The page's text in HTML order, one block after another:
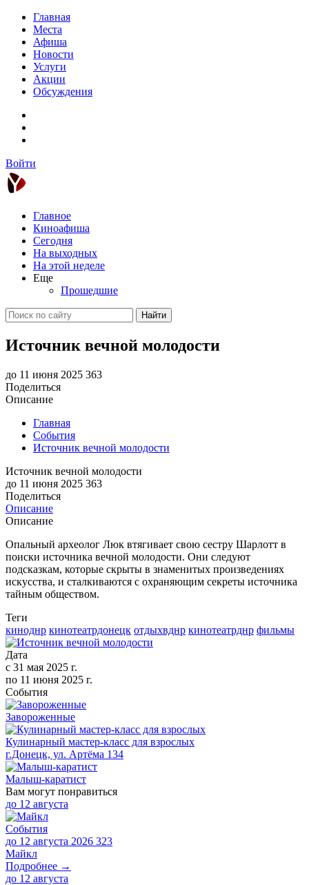
Главная
Места
Афиша
Новости
Услуги
Акции
Обсуждения
Войти
Главное
Киноафиша
Сегодня
На выходных
На этой неделе
Еще
Прошедшие
Найти
Источник вечной молодости
до 11 июня 2025 363
Поделиться
Описание
Главная
События
Источник вечной молодости
Источник вечной молодости
до 11 июня 2025 363
Поделиться
Описание
Описание
Опальный археолог Люк втягивает свою сестру Шарлотт в
поиски источника вечной молодости. Они следуют
подсказкам, которые скрыты в знаменитых произведениях
искусства, и сталкиваются с охраняющим секреты источника
тайным обществом.
Теги
киноднр кинотеатрдонецк отдыхвднр кинотеатрднр фильмы
Дата
с 31 мая 2025 г.
по 11 июня 2025 г.
События
Завороженные
Кулинарный мастер-класс для взрослых
г.Донецк, ул. Артёма 134
Малыш-каратист
Вам могут понравиться
до 12 августа
События
до 12 августа 2026 323
Майкл
Подробнее →
до 12 августа